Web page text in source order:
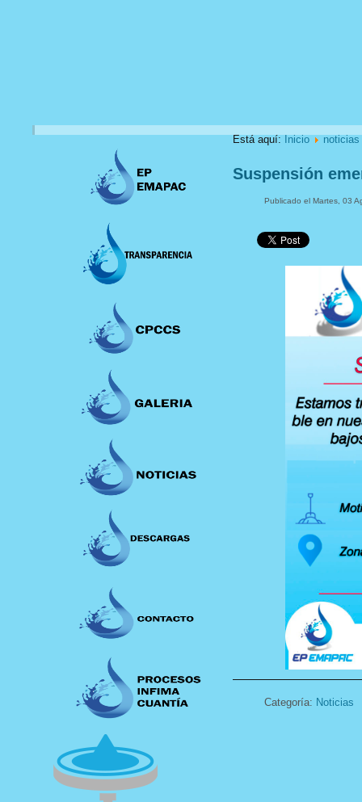
Está aquí: Inicio noticias
Suspensión
Publicado el Martes, 03
Categoría: Noticias